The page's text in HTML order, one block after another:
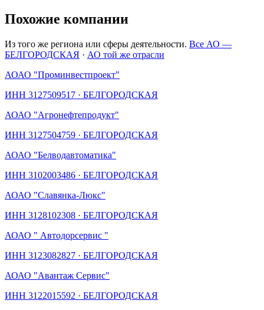
Похожие компании
Из того же региона или сферы деятельности. Все АО —
БЕЛГОРОДСКАЯ · АО той же отрасли
АОАО "Проминвестпроект"
ИНН 3127509517 · БЕЛГОРОДСКАЯ
АОАО "Агронефтепродукт"
ИНН 3127504759 · БЕЛГОРОДСКАЯ
АОАО "Белводавтоматика"
ИНН 3102003486 · БЕЛГОРОДСКАЯ
АОАО "Славянка-Люкс"
ИНН 3128102308 · БЕЛГОРОДСКАЯ
АОАО " Автодорсервис "
ИНН 3123082827 · БЕЛГОРОДСКАЯ
АОАО "Авантаж Сервис"
ИНН 3122015592 · БЕЛГОРОДСКАЯ